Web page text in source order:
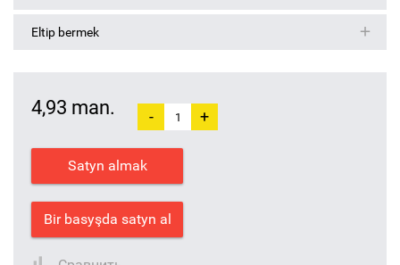
Eltip bermek
4,93 man. - +
Satyn almak
Bir basyşda satyn al